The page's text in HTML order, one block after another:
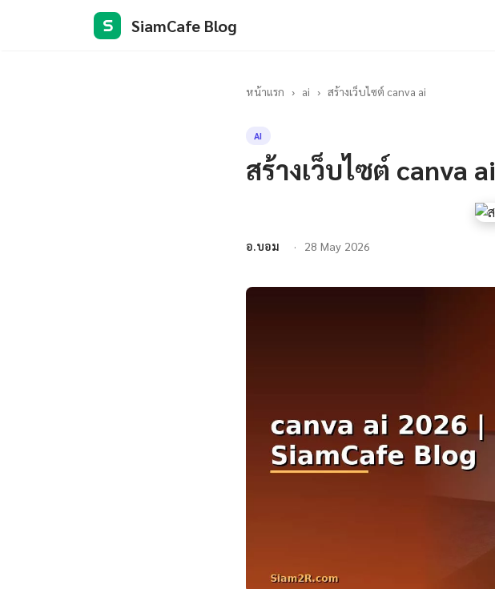
S SiamCafe Blog
หน้าแรก › ai › สร้างเว็บไซต์ canva ai
AI
สร้างเว็บไซต์ canva ai
อ.บอม 28 May 2026